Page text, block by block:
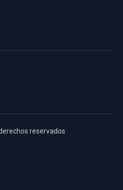
reservados